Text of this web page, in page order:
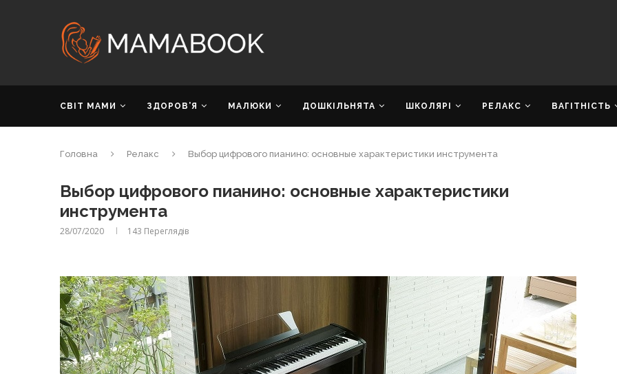
СВІТ МАМИ ЗДОРОВ’Я МАЛЮКИ ДОШКІЛЬНЯТА ШКОЛЯРІ РЕЛАКС ВАГІТНІСТЬ
Головна Релакс Выбор цифрового пианино: основные характеристики инструмента
Выбор цифрового пианино: основные характеристики
инструмента
28/07/2020 143 Переглядів